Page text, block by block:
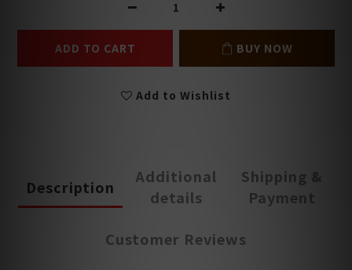
ADD TO CART BUY NOW
Add to Wishlist
Description
Additional
details
Shipping &
Payment
Customer Reviews